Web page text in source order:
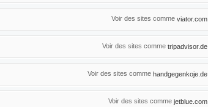
Voir des sites comme viator.com
Voir des sites comme tripadvisor.de
Voir des sites comme handgegenkoje.de
Voir des sites comme jetblue.com